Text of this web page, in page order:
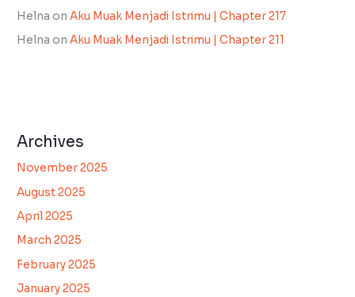
Helna onAku Muak Menjadi Istrimu | Chapter 217
Helna onAku Muak Menjadi Istrimu | Chapter 211
Archives
November 2025
August 2025
April 2025
March 2025
February 2025
January 2025